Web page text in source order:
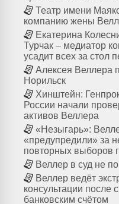
Театр имени
компанию жены
Екатерина
Турчак – медиатор
усадит всех за стол
Алексея Веллера
Норильск
Хинштейн:
России начали
активов Веллера
«Незыгарь»:
«предупредили» за
повторных выборов
Веллер в суд не
Веллер ведёт
консультации после
банковским счётом